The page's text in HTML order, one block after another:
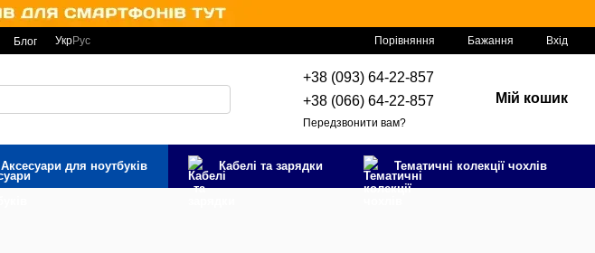
Блог УкрРус Порівняння Бажання Вхід
+38 (093) 64-22-857
+38 (066) 64-22-857
Передзвонити вам?
Мій кошик
Аксесуари для ноутбуків Кабелі та зарядки Тематичні колекції чохлів